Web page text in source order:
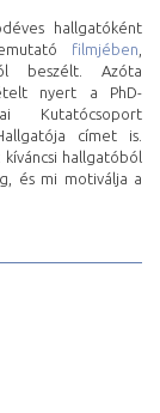
hallgatóként
filmjében
beszélt. Azóta
nyert a PhD-
Kutatócsoport
címet is.
hallgatóból
és mi motiválja a